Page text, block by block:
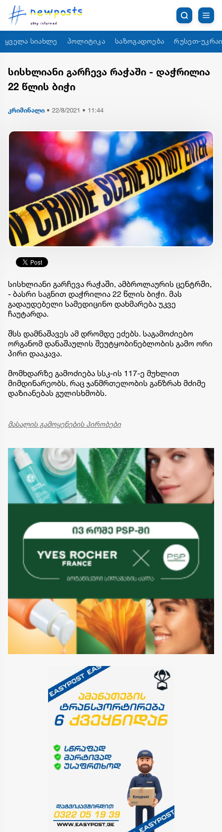
ყველა სიახლე პოლიტიკა საზოგადოება რუსეთ-
სისხლიანი გარჩევა რაჭაში - დაჭრილია
22 წლის ბიჭი
კრიმინალი • 22/8/2021 • 11:44
სისხლიანი გარჩევა რაჭაში, ამბროლაურის ცენტრში,
- ბასრი საგნით დაჭრილია 22 წლის ბიჭი. მას
გადაუდებელი სამედიცინო დახმარება უკვე
ჩაუტარდა.
შსს დამნაშავეს ამ დრომდე ეძებს. საგამოძიებო
ორგანომ დანაშაულის შეუტყობინებლობის გამო ორი
პირი დააკავა.
მომხდარზე გამოძიება სსკ-ის 117-ე მუხლით
მიმდინარეობს, რაც ჯანმრთელობის განზრახ მძიმე
დაზიანებას გულისხმობს.
მასალის გამოყენების პირობები